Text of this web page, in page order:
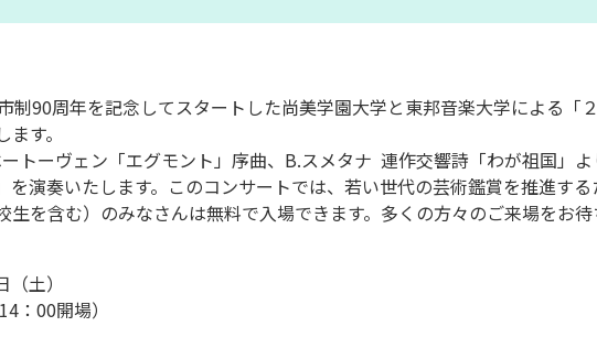
制90周年を記念してスタートした尚美学園大学と東邦音楽大学による「
す。
トーヴェン「エグモント」序曲、B.スメタナ 連作交響詩「わが祖国」
を演奏いたします。このコンサートでは、若い世代の芸術鑑賞を推進する
生を含む） のみなさんは無料で入場できます。多くの方々のご来場をお待
土）
：00開場）